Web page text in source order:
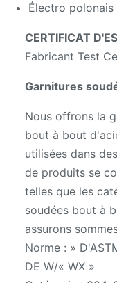
Électro polonais
CERTIFICAT
Fabricant Test
Garnitures
Nous offrons la
bout à bout
utilisées dans
de produits se
telles que les
soudées bout à
assurons
Norme : »
DE W/« WX »